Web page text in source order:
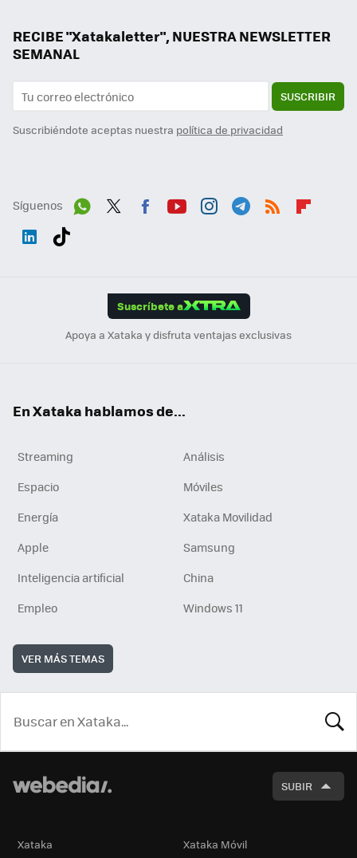
RECIBE "Xatakaletter", NUESTRA NEWSLETTER
SEMANAL
SUSCRIBIR
Suscribiéndote aceptas nuestra política de privacidad
Síguenos
Suscríbete a
Apoya a Xataka y disfruta ventajas exclusivas
En Xataka hablamos de...
Streaming
Análisis
Espacio
Móviles
Energía
Xataka Movilidad
Apple
Samsung
Inteligencia artificial
China
Empleo
Windows 11
VER MÁS TEMAS
SUBIR
Xataka Xataka Móvil